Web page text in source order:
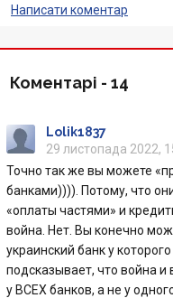
Акції
Написати коментар
Коментарі - 14
Lolik1837
29 листопада 2022,
Точно так же вы можете
банками)))). Потому, что
«оплаты частями» и
война. Нет. Вы конечно
украинский банк у
подсказывает, что война и
у ВСЕХ банков, а не у